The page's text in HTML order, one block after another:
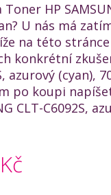
HP
U nás má
na této
konkrétní
azurový (cyan),
po koupi
CLT-C6092S,